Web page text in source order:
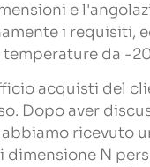
e
i requisiti,
da -
acquisti del
Dopo aver
ricevuto
dimensione N